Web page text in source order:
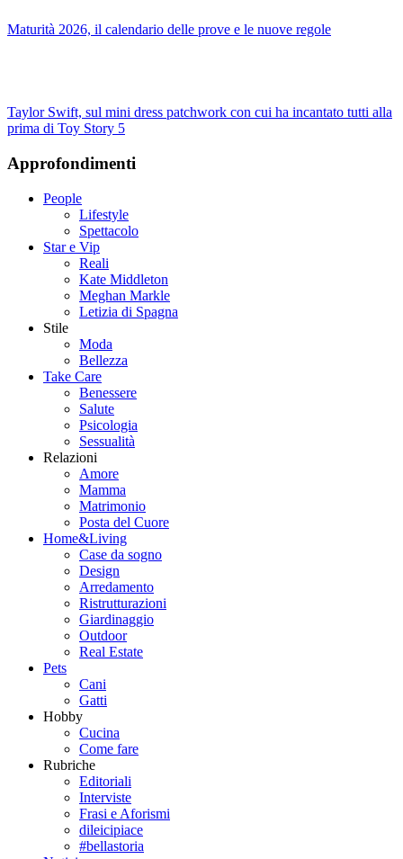
Maturità 2026, il calendario delle prove e le nuove regole
Taylor Swift, sul mini dress patchwork con cui ha incantato tutti alla
prima di Toy Story 5
Approfondimenti
People
Lifestyle
Spettacolo
Star e Vip
Reali
Kate Middleton
Meghan Markle
Letizia di Spagna
Stile
Moda
Bellezza
Take Care
Benessere
Salute
Psicologia
Sessualità
Relazioni
Amore
Mamma
Matrimonio
Posta del Cuore
Home&Living
Case da sogno
Design
Arredamento
Ristrutturazioni
Giardinaggio
Outdoor
Real Estate
Pets
Cani
Gatti
Hobby
Cucina
Come fare
Rubriche
Editoriali
Interviste
Frasi e Aforismi
dileicipiace
#bellastoria